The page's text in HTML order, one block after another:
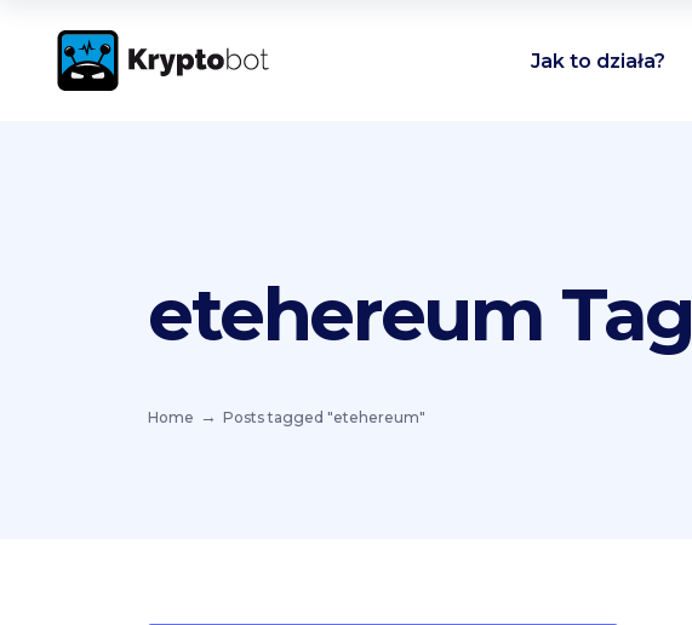
Jak to działa?
etehereum Tag
Home Posts tagged "etehereum"